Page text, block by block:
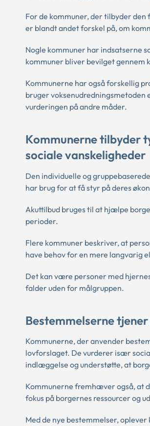
For de kommuner, der tilbyder
er blandt andet forskel på, om
Nogle kommuner har indsatserne
kommuner bliver bevilget gennem
Kommunerne har også forskellig
bruger voksenudredningsmetoden
vurderingen på andre måder.
Kommunerne tilbyder
sociale vanskeligheder
Den individuelle og
har brug for at få styr på deres
Akuttilbud bruges til at hjælpe
perioder.
Flere kommuner beskriver, at
have behov for en mere langvarig
Det kan være personer med
falder uden for målgruppen.
Bestemmelserne
Kommunerne, der anvender
lovforslaget. De vurderer især
indlæggelse og understøtte, at
Kommunerne fremhæver også, at
fokus på borgernes ressourcer og
Med de nye bestemmelser,